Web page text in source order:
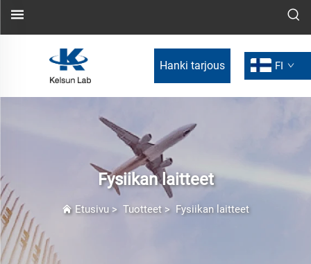
Hanki tarjous FI
Fysiikan laitteet
Etusivu> Tuotteet > Fysiikan laitteet